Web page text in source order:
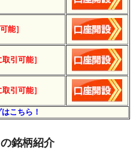
可能］
取引可能］
取引可能］
こちら！
銘柄紹介